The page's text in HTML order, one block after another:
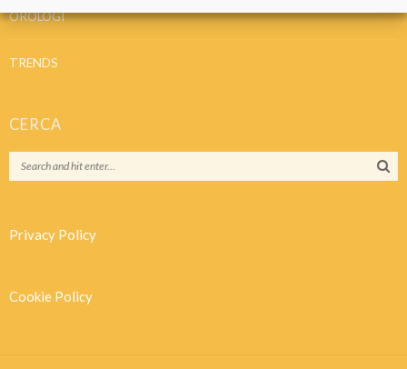
OROLOGI
TRENDS
CERCA
Privacy Policy
Cookie Policy